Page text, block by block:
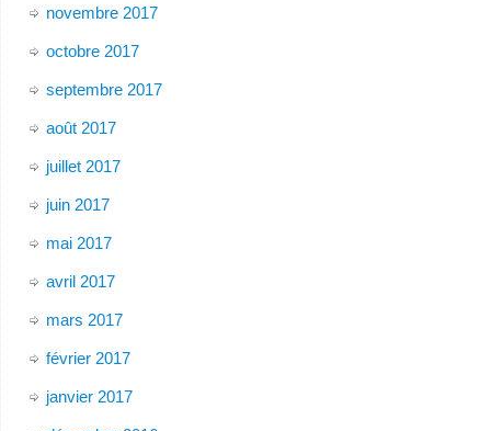
novembre 2017
octobre 2017
septembre 2017
août 2017
juillet 2017
juin 2017
mai 2017
avril 2017
mars 2017
février 2017
janvier 2017